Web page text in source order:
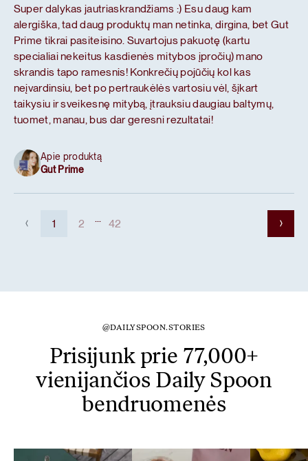
Super dalykas jautriaskrandžiams :) Esu daug kam
alergiška, tad daug produktų man netinka, dirgina, bet Gut
Prime tikrai pasiteisino. Suvartojus pakuotę (kartu
specialiai nekeitus kasdienės mitybos įpročių) mano
skrandis tapo ramesnis! Konkrečių pojūčių kol kas
neįvardinsiu, bet po pertraukėlės vartosiu vėl, šįkart
taikysiu ir sveikesnę mitybą, įtrauksiu daugiau baltymų,
tuomet, manau, bus dar geresni rezultatai!
Apie produktą
Gut Prime
1 2 42
@DAILYSPOON.STORIES
Prisijunk prie 77,000+
vienijančios Daily Spoon
bendruomenės